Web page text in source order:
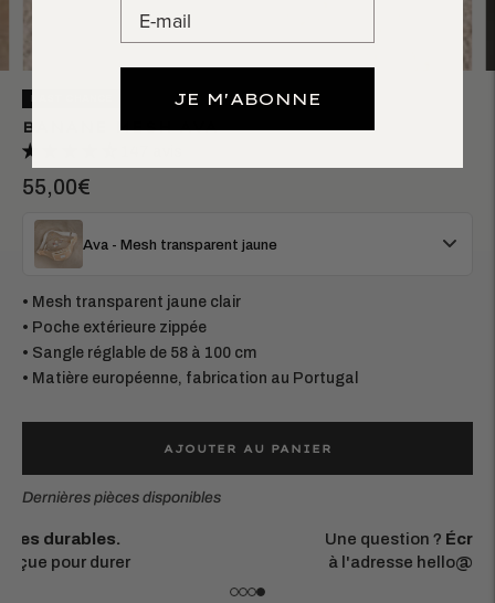
LAST CHANCE
BANANE MESH AVA
55,00€
Ava - Mesh transparent jaune
• Mesh transparent jaune clair
• Poche extérieure zippée
• Sangle réglable de 58 à 100 cm
• Matière européenne, fabrication au Portugal
AJOUTER AU PANIER
Dernières pièces disponibles
Écrivez-nous
à l'adresse hello@recitem.fr
JE M'ABONNE